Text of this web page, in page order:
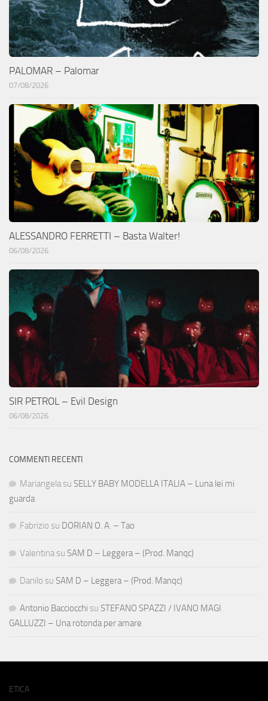
PALOMAR – Palomar
07/08/2026
ALESSANDRO FERRETTI – Basta Walter!
06/08/2026
SIR PETROL – Evil Design
06/08/2026
COMMENTI RECENTI
Mariangela su SELLY BABY MODELLA ITALIA – Luna lei mi
guarda
Fabrizio su DORIAN O. A. – Tao
Valentina su SAM D – Leggera – (Prod. Manqc)
Danilo su SAM D – Leggera – (Prod. Manqc)
Antonio Bacciocchi su STEFANO SPAZZI / IVANO MAGI
GALLUZZI – Una rotonda per amare
ETICA